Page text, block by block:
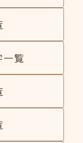
一覧